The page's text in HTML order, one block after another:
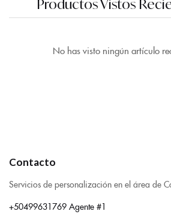
Productos Vistos
No has visto ningún artículo
Contacto
Servicios de personalización en el área de
+50499631769 Agente #1